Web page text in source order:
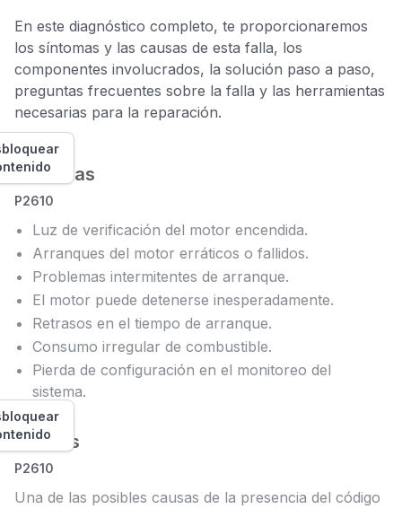
En este diagnóstico completo, te proporcionaremos
los síntomas y las causas de esta falla, los
componentes involucrados, la solución paso a paso,
preguntas frecuentes sobre la falla y las herramientas
necesarias para la reparación.
Síntomas
P2610
Luz de verificación del motor encendida.
Arranques del motor erráticos o fallidos.
Problemas intermitentes de arranque.
El motor puede detenerse inesperadamente.
Retrasos en el tiempo de arranque.
Consumo irregular de combustible.
Pierda de configuración en el monitoreo del
sistema.
Causas
P2610
Una de las posibles causas de la presencia del código